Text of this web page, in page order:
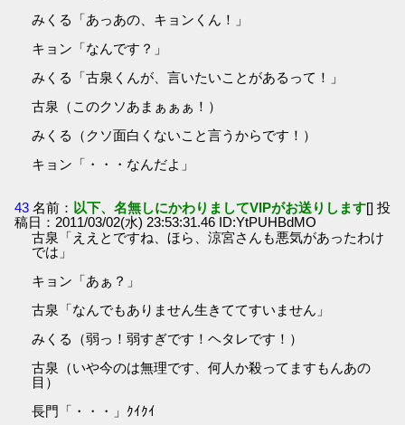
みくる「あっあの、キョンくん！」
キョン「なんです？」
みくる「古泉くんが、言いたいことがあるって！」
古泉（このクソあまぁぁぁ！）
みくる（クソ面白くないこと言うからです！）
キョン「・・・なんだよ」
43 名前： 以下、名無しにかわりましてVIPがお送りします[] 投
稿日：2011/03/02(水) 23:53:31.46 ID:YtPUHBdMO
古泉「ええとですね、ほら、涼宮さんも悪気があったわけ
では」
キョン「あぁ？」
古泉「なんでもありません生きててすいません」
みくる（弱っ！弱すぎです！ヘタレです！）
古泉（いや今のは無理です、何人か殺ってますもんあの
目）
長門「・・・」ｸｲｸｲ